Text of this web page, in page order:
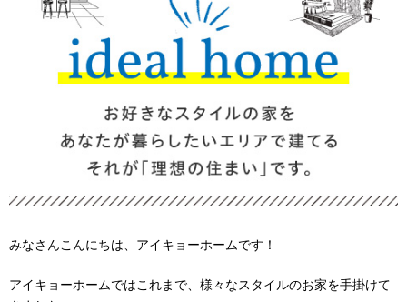
みなさんこんにちは、アイキョーホームです！
アイキョーホームではこれまで、様々なスタイルのお家を手掛けて